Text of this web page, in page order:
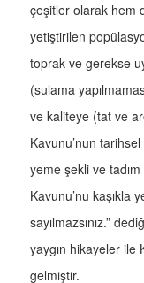
çeşitler olarak hem
yetiştirilen
toprak ve gerekse
(sulama
ve kaliteye (tat ve
Kavunu’nun
yeme şekli ve
Kavunu’nu kaşıkla
sayılmazsınız.”
yaygın hikayeler ile
gelmiştir.